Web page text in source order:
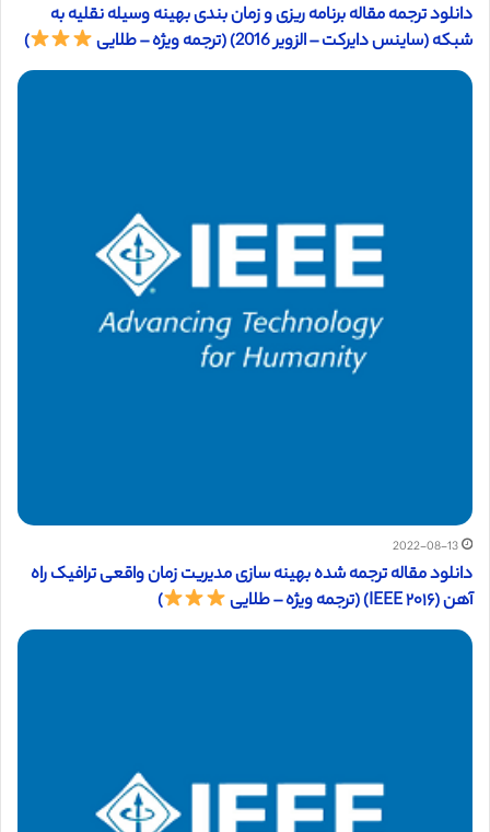
دانلود ترجمه مقاله برنامه ریزی و زمان بندی بهینه وسیله نقلیه به
شبکه (ساینس دایرکت – الزویر 2016) (ترجمه ویژه – طلایی
)
2022-08-13
دانلود مقاله ترجمه شده بهینه سازی مدیریت زمان واقعی ترافیک راه
آهن (IEEE ۲۰۱۶) (ترجمه ویژه – طلایی
)